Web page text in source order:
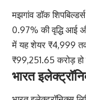
मझगांव डॉक
0.97% की वृद्धि आई
में यह शेयर ₹4,999
₹99,251.65 करोड़ हो
भारत